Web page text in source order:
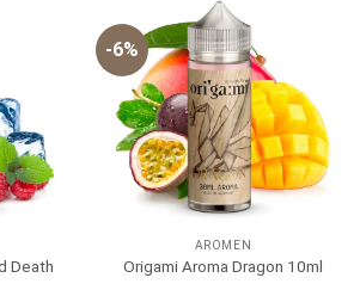
Death
-6%
AROMEN
Origami Aroma Dragon 10ml